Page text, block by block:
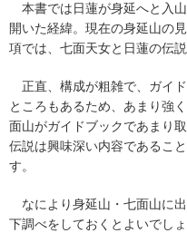
本書では日蓮が身延へと入
開いた経緯。現在の身延山の
項では、七面天女と日蓮の伝
正直、構成が粗雑で、ガイ
ところもあるため、あまり強
面山がガイドブックであまり
伝説は興味深い内容であるこ
す。
なにより身延山・七面山に
下調べをしておくとよいでし